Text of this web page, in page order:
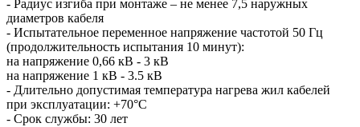
- Радиус изгиба при монтаже – не менее 7,5 наружных
диаметров кабеля
- Испытательное переменное напряжение частотой 50 Гц
(продолжительность испытания 10 минут):
на напряжение 0,66 кВ - 3 кВ
на напряжение 1 кВ - 3.5 кВ
- Длительно допустимая температура нагрева жил кабелей
при эксплуатации: +70°С
- Срок службы: 30 лет